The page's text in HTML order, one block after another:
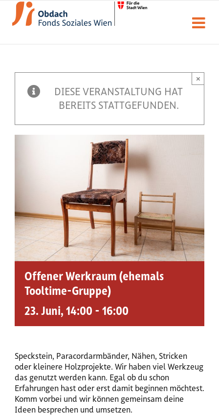
Inhalt
springen
DIESE VERANSTALTUNG HAT
BEREITS STATTGEFUNDEN.
×
Offener Werkraum (ehemals
Tooltime-Gruppe)
23. Juni, 14:00 - 16:00
Speckstein, Paracordarmbänder, Nähen, Stricken
oder kleinere Holzprojekte. Wir haben viel Werkzeug
das genutzt werden kann. Egal ob du schon
Erfahrungen hast oder erst damit beginnen möchtest.
Komm vorbei und wir können gemeinsam deine
Ideen besprechen und umsetzen.